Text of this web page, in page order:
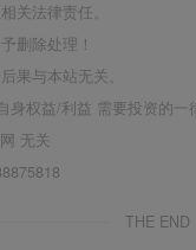
关法律责任。
删除处理！
果与本站无关。
权益/利益 需要投资的一
无关
THE END